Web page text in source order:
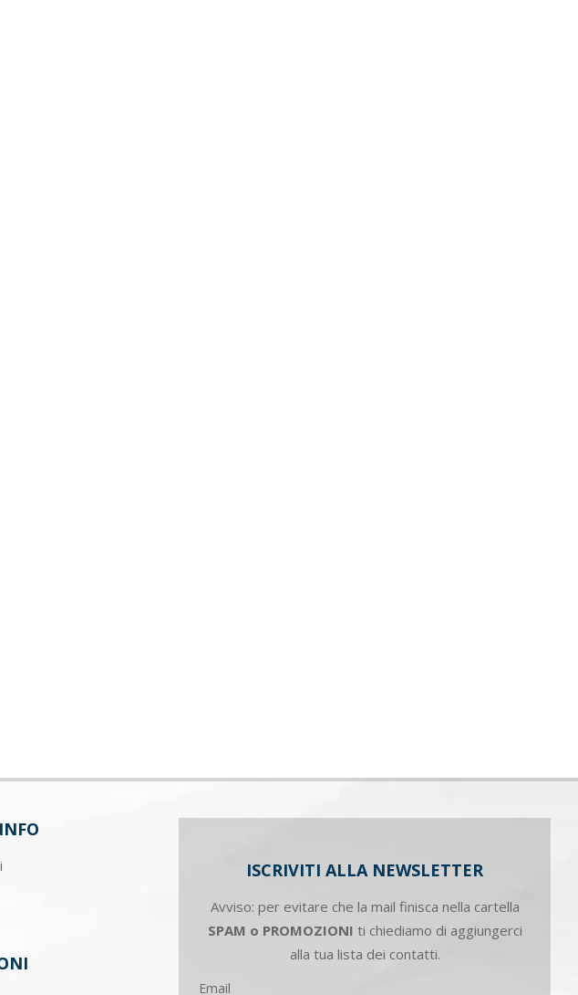
ISCRIVITI ALLA NEWSLETTER
Avviso: per evitare che la mail finisca nella cartella
SPAM o PROMOZIONI ti chiediamo di aggiungerci
alla tua lista dei contatti.
Email